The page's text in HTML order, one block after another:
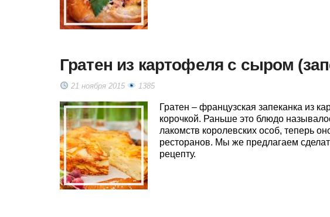
Гратен из картофеля с сыром
21 ноября 2015 1385
Гратен – французская запеканка из
корочкой. Раньше это блюдо
лакомств королевских особ, теперь
ресторанов. Мы же предлагаем
рецепту.